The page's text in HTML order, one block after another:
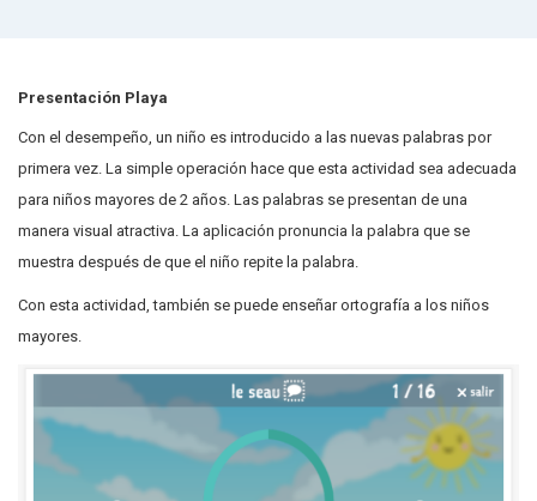
Presentación Playa
Con el desempeño, un niño es introducido a las nuevas palabras por
primera vez. La simple operación hace que esta actividad sea adecuada
para niños mayores de 2 años. Las palabras se presentan de una
manera visual atractiva. La aplicación pronuncia la palabra que se
muestra después de que el niño repite la palabra.
Con esta actividad, también se puede enseñar ortografía a los niños
mayores.